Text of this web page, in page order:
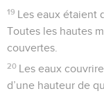
19 Les eaux étaient
Toutes les hautes
couvertes.
20 Les eaux
d’une hauteur de